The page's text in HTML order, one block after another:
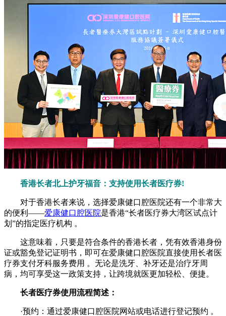
香港长者北上护牙福音：支持使用长者医疗券!
对于香港长者来说，选择爱康健口腔医院还有一个非常大
的便利——爱康健口腔医院是香港“长者医疗券大湾区试点计
划”的指定医疗机构 。
这意味着，只要是符合条件的香港长者，凭有效香港身份
证或豁免登记证明书，即可在爱康健口腔医院直接使用长者医
疗券支付牙科服务费用 。无论是洗牙、补牙还是治疗牙周
病，均可享受这一政策支持，让跨境就医更加轻松、便捷。
长者医疗券使用流程简述：
·预约：通过爱康健口腔医院网站或电话进行登记预约 。